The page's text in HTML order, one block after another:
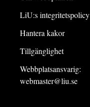
LiU:s integritetspolicy
Hantera kakor
Tillgänglighet
Webbplatsansvarig:
webmaster@liu.se